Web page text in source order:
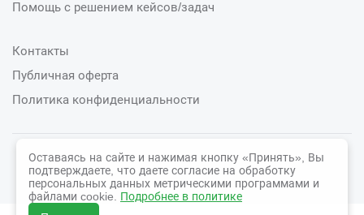
Помощь с решением кейсов/задач
Контакты
Публичная оферта
Политика конфиденциальности
© 2026 СтудСфера
Оставаясь на сайте и нажимая кнопку «Принять», Вы
подтверждаете, что даете согласие на обработку
персональных данных метрическими программами и
файлами cookie. Подробнее в политике